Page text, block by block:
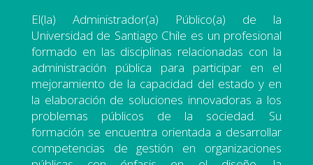
El(la) Administrador(a) Público(a) de la
Universidad de Santiago Chile es un profesional
formado en las disciplinas relacionadas con la
administración pública para participar en el
mejoramiento de la capacidad del estado y en
la elaboración de soluciones innovadoras a los
problemas públicos de la sociedad. Su
formación se encuentra orientada a desarrollar
competencias de gestión en organizaciones